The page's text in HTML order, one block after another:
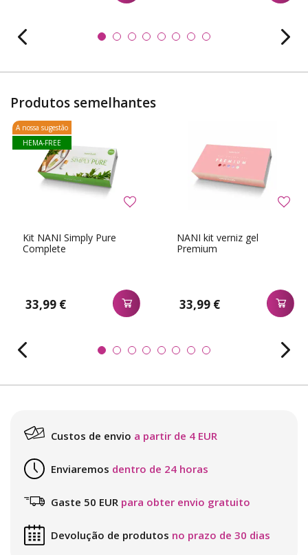
Produtos semelhantes
Kit NANI Simply Pure
Complete
33,99 €
A nossa sugestão
HEMA-FREE
NANI kit verniz gel
Premium
33,99 €
Custos de envio a partir de 4 EUR
Enviaremos dentro de 24 horas
Gaste 50 EUR para obter envio gratuito
Devolução de produtos no prazo de 30 dias